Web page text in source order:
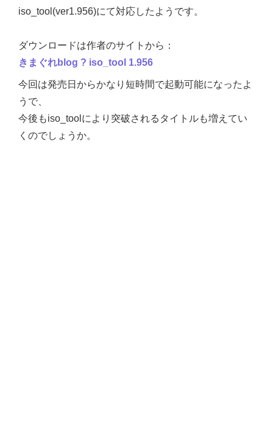
iso_tool(ver1.956)にて対応したようです。
ダウンロードは作者のサイトから：
きまぐれblog ? iso_tool 1.956
今回は発売日からかなり短時間で起動可能になったよ
うで、
今後もiso_toolにより突破されるタイトルも増えてい
くのでしょうか。